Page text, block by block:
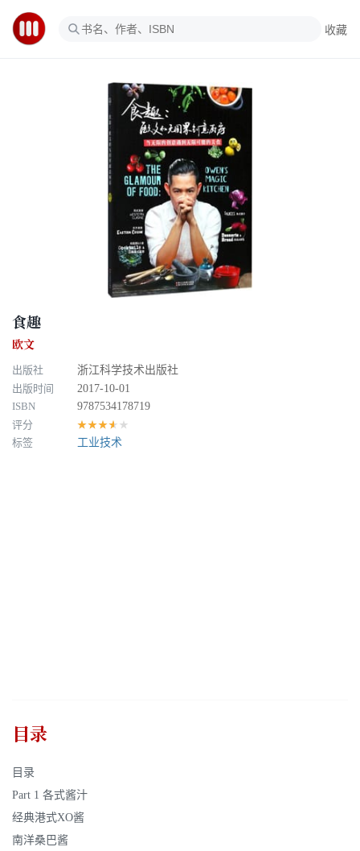
收藏
食趣
欧文
出版社
浙江科学技术出版社
出版时间
2017-10-01
ISBN
9787534178719
评分
★★★★★
标签 工业技术
目录
目录
Part 1 各式酱汁
经典港式XO酱
南洋桑巴酱